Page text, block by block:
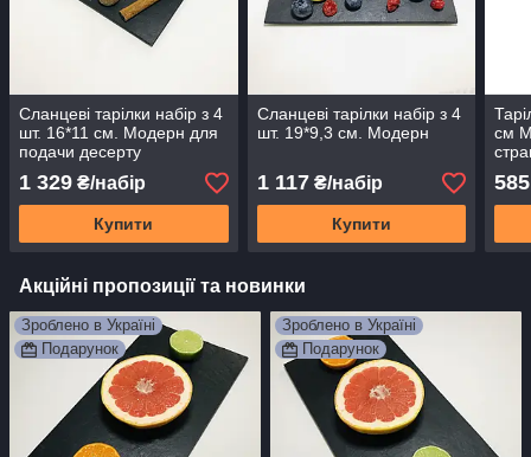
Сланцеві тарілки набір з 4
шт. 16*11 см. Модерн для
подачи десерту
1 329 ₴/набір
Купити
Сланцеві тарілки набір з 4
шт. 19*9,3 см. Модерн
1 117₴/набір
Купити
см
585
Акційні пропозиції та новинки
Зроблено в Україні
Подарунок
Зроблено в Україні
Подарунок